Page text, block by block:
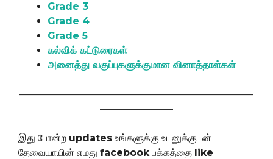
Grade 3
Grade 4
Grade 5
கல்விக் கட்டுரைகள்
அனைத்து வகுப்புகளுக்குமான வினாத்தாள்கள்
————————————————————————
———————–
இது போன்ற updates உங்களுக்கு உடனுக்குடன்
தேவையாயின் எமது facebookபக்கத்தை like